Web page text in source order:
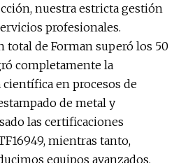
nuestra estricta gestión
profesionales.
total de Forman superó los 50
completamente la
en procesos de
de metal y
las certificaciones
mientras tanto,
equipos avanzados,